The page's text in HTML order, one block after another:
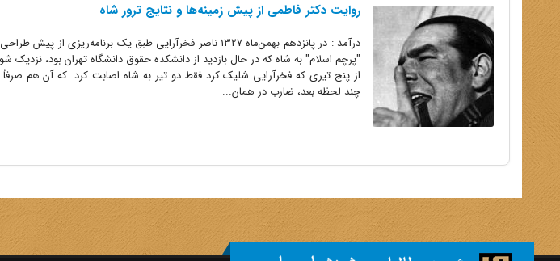
روایت دکتر فاطمی از پیش زمینه‌ها و نتایج ترور شاه
درآمد : در پانزدهم بهمن‌ماه 1327 ناصر فخرآرایی طبق یک
"پرچم اسلام" به شاه که در حال بازدید از دانشکده حقوق دانشگاه تهران بود، نزدیک
از پنج تیری که فخرآرایی شلیک کرد فقط دو تیر به شاه اصابت کرد. که آن هم
چند لحظه بعد، ضارب در همان...